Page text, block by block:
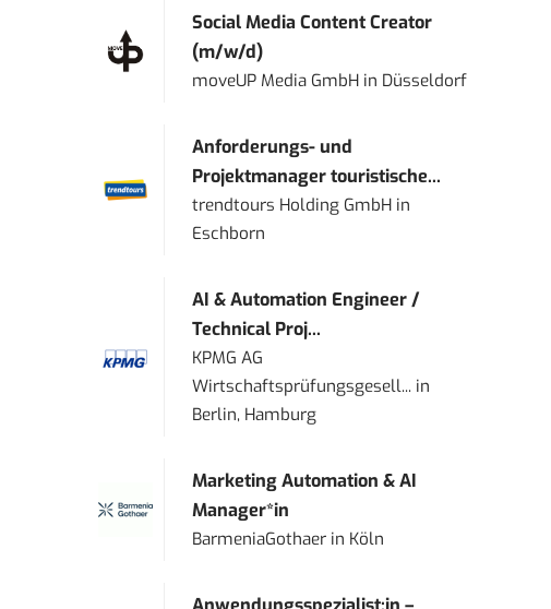
Social Media Content Creator
(m/w/d)
moveUP Media GmbH in Düsseldorf
Anforderungs- und
Projektmanager touristische...
trendtours Holding GmbH in
Eschborn
AI & Automation Engineer /
Technical Proj...
KPMG AG
Wirtschaftsprüfungsgesell... in
Berlin, Hamburg
Marketing Automation & AI
Manager*in
BarmeniaGothaer in Köln